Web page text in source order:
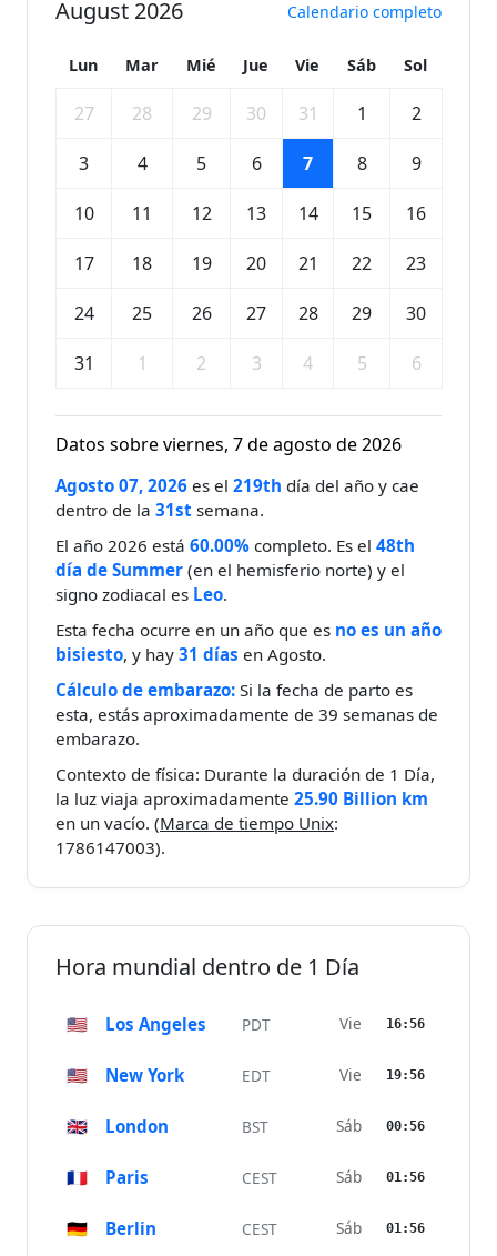
August 2026 Calendario completo
Lun Mar Mié Jue Vie Sáb Sol
27 28 29 30 31 1 2
3 4 5 6 7 8 9
10 11 12 13 14 15 16
17 18 19 20 21 22 23
24 25 26 27 28 29 30
31 1 2 3 4 5 6
Datos sobre viernes, 7 de agosto de 2026
Agosto 07, 2026 es el 219th día del año y cae
dentro de la 31st semana.
El año 2026 está 60.00% completo. Es el 48th
día de Summer (en el hemisferio norte) y el
signo zodiacal es Leo.
Esta fecha ocurre en un año que es no es un año
bisiesto, y hay 31 días en Agosto.
Cálculo de embarazo: Si la fecha de parto es
esta, estás aproximadamente de 39 semanas de
embarazo.
Contexto de física: Durante la duración de 1 Día,
la luz viaja aproximadamente 25.90 Billion km
en un vacío. (Marca de tiempo Unix:
1786147003).
Hora mundial dentro de 1 Día
🇺🇸 Los Angeles PDT Vie 16:56
🇺🇸 New York EDT Vie 19:56
🇬🇧 London BST Sáb 00:56
🇫🇷 Paris CEST Sáb 01:56
🇩🇪 Berlin CEST Sáb 01:56